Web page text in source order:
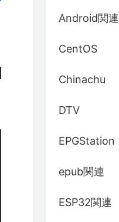
Android関連
CentOS
Chinachu
DTV
EPGStation
epub関連
ESP32関連